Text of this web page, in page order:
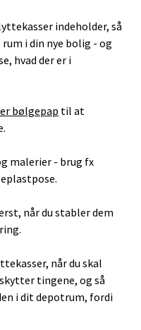
indeholder, så
i din nye bolig - og
hvad der er i
bølgepap til at
malerier - brug fx
når du stabler dem
når du skal
tingene, og så
i dit depotrum, fordi